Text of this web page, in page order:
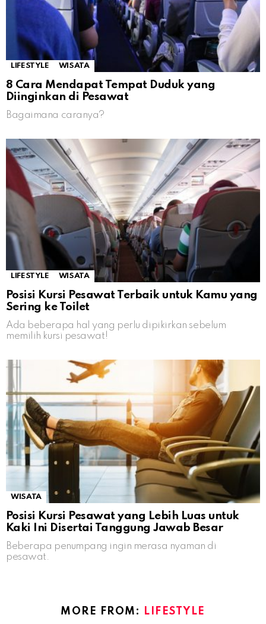
LIFESTYLE WISATA
8 Cara Mendapat Tempat Duduk yang
Diinginkan di Pesawat
Bagaimana caranya?
LIFESTYLE WISATA
Posisi Kursi Pesawat Terbaik untuk Kamu yang
Sering ke Toilet
Ada beberapa hal yang perlu dipikirkan sebelum
memilih kursi pesawat!
WISATA
Posisi Kursi Pesawat yang Lebih Luas untuk
Kaki Ini Disertai Tanggung Jawab Besar
Beberapa penumpang ingin merasa nyaman di
pesawat.
MORE FROM: LIFESTYLE